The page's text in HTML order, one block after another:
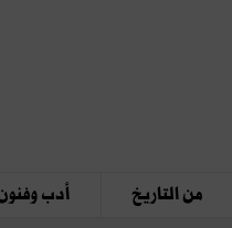
من التاريخ أدب